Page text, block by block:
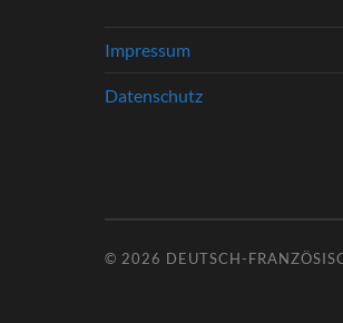
Impressum
Datenschutz
© 2026 DEUTSCH-